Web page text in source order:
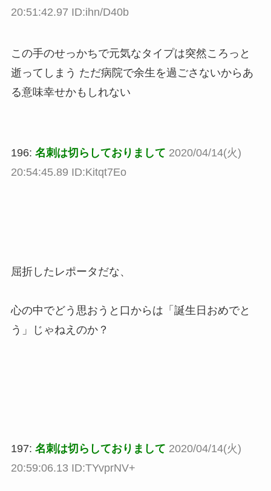
20:51:42.97 ID:ihn/D40b
この手のせっかちで元気なタイプは突然ころっと
逝ってしまう ただ病院で余生を過ごさないからあ
る意味幸せかもしれない
196: 名刺は切らしておりまして 2020/04/14(火)
20:54:45.89 ID:Kitqt7Eo
屈折したレポータだな、
心の中でどう思おうと口からは「誕生日おめでと
う」じゃねえのか？
197: 名刺は切らしておりまして 2020/04/14(火)
20:59:06.13 ID:TYvprNV+